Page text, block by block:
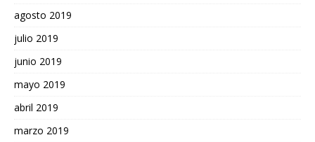
agosto 2019
julio 2019
junio 2019
mayo 2019
abril 2019
marzo 2019